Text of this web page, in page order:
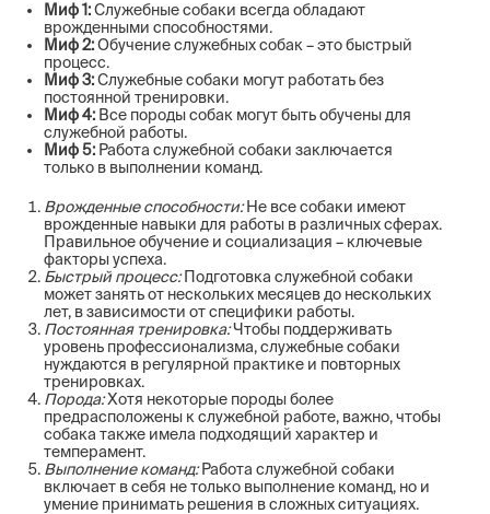
Миф 1:Служебные собаки всегда обладают
врожденными способностями.
Миф 2:Обучение служебных собак – это быстрый
процесс.
Миф 3:Служебные собаки могут работать без
постоянной тренировки.
Миф 4: Все породы собак могут быть обучены для
служебной работы.
Миф 5: Работа служебной собаки заключается
только в выполнении команд.
Врожденные способности:Не все собаки имеют
врожденные навыки для работы в различных сферах.
Правильное обучение и социализация – ключевые
факторы успеха.
Быстрый процесс:Подготовка служебной собаки
может занять от нескольких месяцев до нескольких
лет, в зависимости от специфики работы.
Постоянная тренировка:Чтобы поддерживать
уровень профессионализма, служебные собаки
нуждаются в регулярной практике и повторных
тренировках.
Порода:Хотя некоторые породы более
предрасположены к служебной работе, важно, чтобы
собака также имела подходящий характер и
темперамент.
Выполнение команд:Работа служебной собаки
включает в себя не только выполнение команд, но и
умение принимать решения в сложных ситуациях.